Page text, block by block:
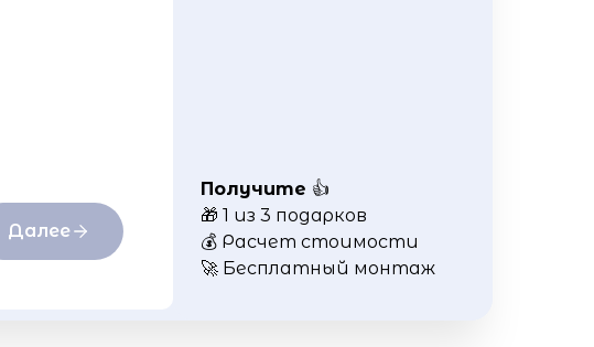
Получите 👍
🎁 1 из 3 подарков
💰 Расчет стоимости
🚀 Бесплатный монтаж
Далее